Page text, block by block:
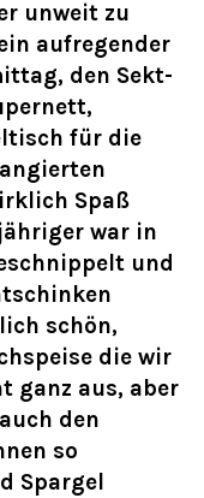
unweit zu
aufregender
den Sekt-
für die
Spaß
war in
und
schön,
die wir
ganz aus, aber
den
so
Spargel